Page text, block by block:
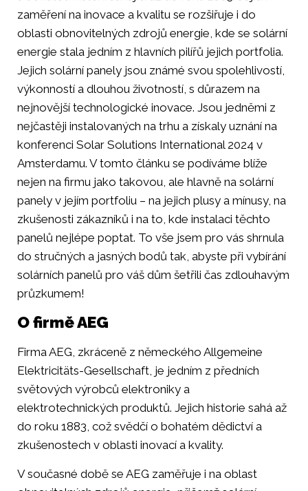
zaměření na inovace a kvalitu se rozšiřuje i do
oblasti obnovitelných zdrojů energie, kde se solární
energie stala jedním z hlavních pilířů jejich portfolia.
Jejich solární panely jsou známé svou spolehlivostí,
výkonností a dlouhou životností, s důrazem na
nejnovější technologické inovace. Jsou jedněmi z
nejčastěji instalovaných na trhu a získaly uznání na
konferenci Solar Solutions International 2024 v
Amsterdamu. V tomto článku se podíváme blíže
nejen na firmu jako takovou, ale hlavně na solární
panely v jejím portfoliu – na jejich plusy a mínusy, na
zkušenosti zákazníků i na to, kde instalaci těchto
panelů nejlépe poptat. To vše jsem pro vás shrnula
do stručných a jasných bodů tak, abyste při vybírání
solárních panelů pro váš dům šetřili čas zdlouhavým
průzkumem!
O firmě AEG
Firma AEG, zkráceně z německého Allgemeine
Elektricitäts-Gesellschaft, je jedním z předních
světových výrobců elektroniky a
elektrotechnických produktů. Jejich historie sahá až
do roku 1883, což svědčí o bohatém dědictví a
zkušenostech v oblasti inovací a kvality.
V současné době se AEG zaměřuje i na oblast